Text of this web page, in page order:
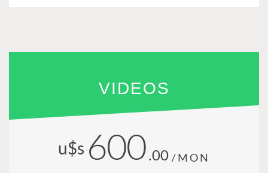
VIDEOS
u$s 600 .00 /MON